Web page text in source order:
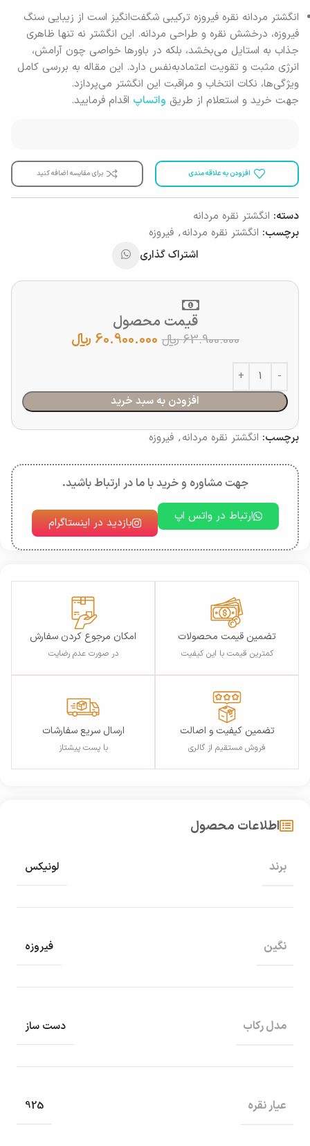
انگشتر مردانه نقره فیروزه ترکیبی شگفت‌انگیز است از زیبایی سنگ
فیروزه، درخشش نقره و طراحی مردانه. این انگشتر نه تنها ظاهری
جذاب به استایل می‌بخشد، بلکه در باورها خواصی چون آرامش،
انرژی مثبت و تقویت اعتمادبه‌نفس دارد. این مقاله به بررسی کامل
ویژگی‌ها، نکات انتخاب و مراقبت این انگشتر می‌پردازد.
جهت خرید و استعلام از طریق واتساپ اقدام فرمایید.
افزودن به علاقه مندی برای مقایسه اضافه کنید
دسته: انگشتر نقره مردانه
برچسب: انگشتر نقره مردانه, فیروزه
اشتراک گذاری
قیمت محصول
63.900.000﷼ 60.900.000 ﷼
افزودن به سبد خرید
برچسب: انگشتر نقره مردانه, فیروزه
جهت مشاوره و خرید با ما در ارتباط باشید.
ارتباط در واتس اپ بازدید در اینستاگرام
تضمین قیمت محصولات
کمترین قیمت با این کیفیت
امکان مرجوع کردن سفارش
در صورت عدم رضایت
تضمین کیفیت و اصالت
فروش مستقیم از گالری
ارسال سریع سفارشات
با پست پیشتاز
اطلاعات محصول
برند لونیکس
نگین فیروزه
مدل رکاب دست ساز
عیار نقره 925